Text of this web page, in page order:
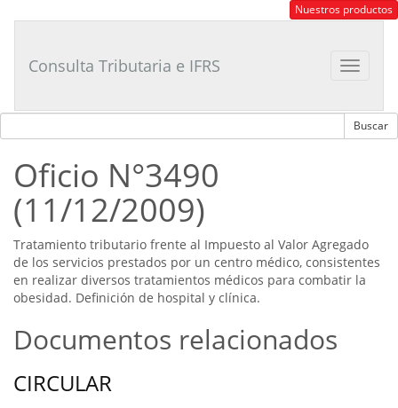
Tributario
Nuestros productos
Toggle
Consulta Tributaria e IFRS
Oficio N°3490
(11/12/2009)
Tratamiento tributario frente al Impuesto al Valor Agregado
de los servicios prestados por un centro médico, consistentes
en realizar diversos tratamientos médicos para combatir la
obesidad. Definición de hospital y clínica.
Documentos relacionados
CIRCULAR